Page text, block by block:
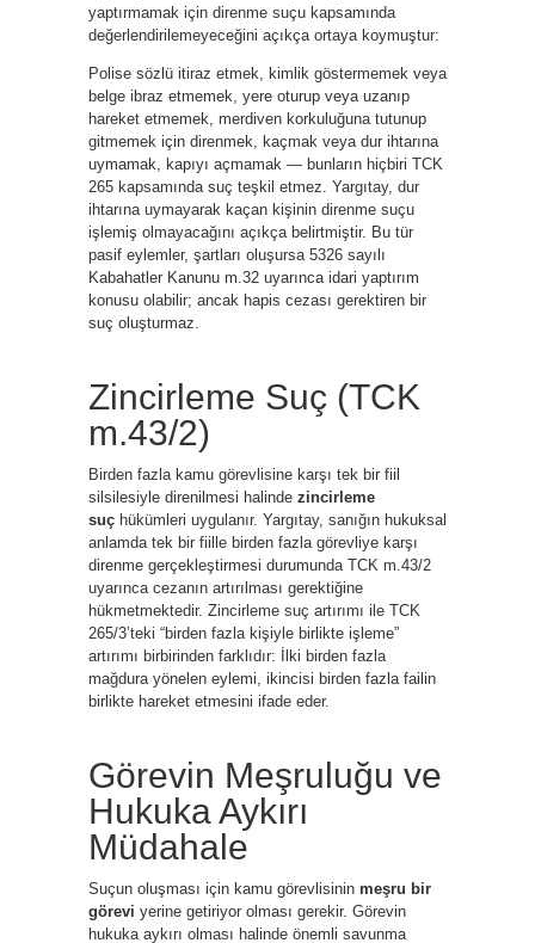
yaptırmamak için direnme suçu kapsamında
değerlendirilemeyeceğini açıkça ortaya koymuştur:
Polise sözlü itiraz etmek, kimlik göstermemek veya
belge ibraz etmemek, yere oturup veya uzanıp
hareket etmemek, merdiven korkuluğuna tutunup
gitmemek için direnmek, kaçmak veya dur ihtarına
uymamak, kapıyı açmamak — bunların hiçbiri TCK
265 kapsamında suç teşkil etmez. Yargıtay, dur
ihtarına uymayarak kaçan kişinin direnme suçu
işlemiş olmayacağını açıkça belirtmiştir. Bu tür
pasif eylemler, şartları oluşursa 5326 sayılı
Kabahatler Kanunu m.32 uyarınca idari yaptırım
konusu olabilir; ancak hapis cezası gerektiren bir
suç oluşturmaz.
Zincirleme Suç (TCK
m.43/2)
Birden fazla kamu görevlisine karşı tek bir fiil
silsilesiyle direnilmesi halinde zincirleme
suç hükümleri uygulanır. Yargıtay, sanığın hukuksal
anlamda tek bir fiille birden fazla görevliye karşı
direnme gerçekleştirmesi durumunda TCK m.43/2
uyarınca cezanın artırılması gerektiğine
hükmetmektedir. Zincirleme suç artırımı ile TCK
265/3’teki “birden fazla kişiyle birlikte işleme”
artırımı birbirinden farklıdır: İlki birden fazla
mağdura yönelen eylemi, ikincisi birden fazla failin
birlikte hareket etmesini ifade eder.
Görevin Meşruluğu ve
Hukuka Aykırı
Müdahale
Suçun oluşması için kamu görevlisinin meşru bir
görevi yerine getiriyor olması gerekir. Görevin
hukuka aykırı olması halinde önemli savunma